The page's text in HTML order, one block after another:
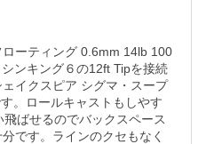
ーティング 0.6mm 14lb 100
ンキング６の12ft Tipを接続
イクスピア シグマ・スープ
。ロールキャストもしやす
ばせるのでバックスペース
です。ラインのクセもなく